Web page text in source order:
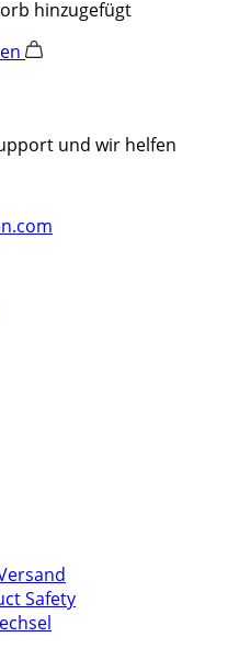
hinzugefügt
und wir helfen
Safety